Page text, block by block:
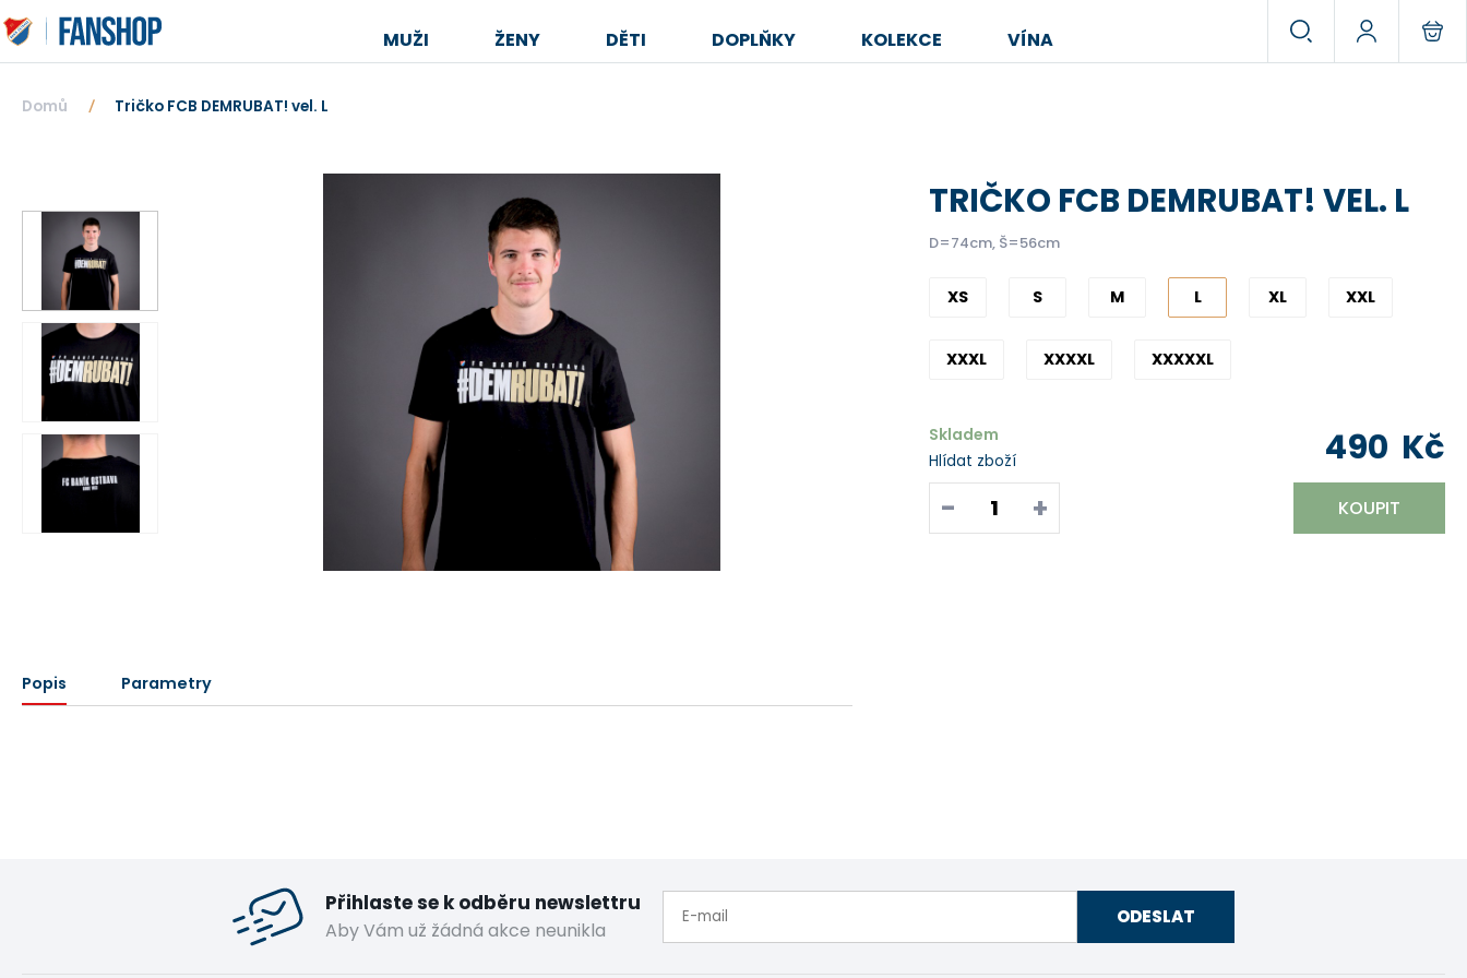
MUŽI ŽENY DĚTI DOPLŇKY KOLEKCE VÍNA
Domů / Tričko FCB DEMRUBAT! vel. L
Popis Parametry
TRIČKO FCB DEMRUBAT! VEL. L
D=74cm, Š=56cm
XS S M L XL XXL
XXXL XXXXL XXXXXL
Skladem
Hlídat zboží 490 Kč
- + KOUPIT
Přihlaste se k odběru newslettru
Aby Vám už žádná akce neunikla
ODESLAT